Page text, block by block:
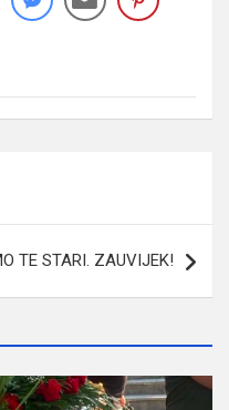
TE STARI. ZAUVIJEK!